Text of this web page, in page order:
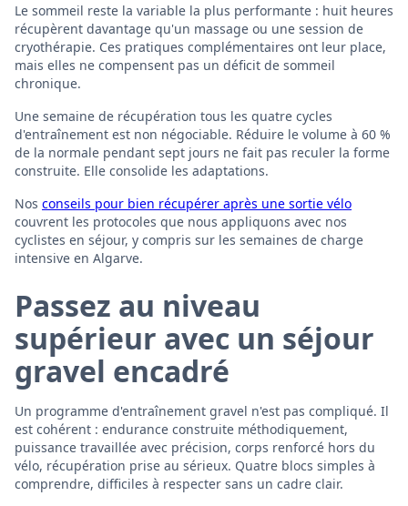
Le sommeil reste la variable la plus performante : huit heures
récupèrent davantage qu'un massage ou une session de
cryothérapie. Ces pratiques complémentaires ont leur place,
mais elles ne compensent pas un déficit de sommeil
chronique.
Une semaine de récupération tous les quatre cycles
d'entraînement est non négociable. Réduire le volume à 60 %
de la normale pendant sept jours ne fait pas reculer la forme
construite. Elle consolide les adaptations.
Nos conseils pour bien récupérer après une sortie vélo
couvrent les protocoles que nous appliquons avec nos
cyclistes en séjour, y compris sur les semaines de charge
intensive en Algarve.
Passez au niveau
supérieur avec un séjour
gravel encadré
Un programme d'entraînement gravel n'est pas compliqué. Il
est cohérent : endurance construite méthodiquement,
puissance travaillée avec précision, corps renforcé hors du
vélo, récupération prise au sérieux. Quatre blocs simples à
comprendre, difficiles à respecter sans un cadre clair.